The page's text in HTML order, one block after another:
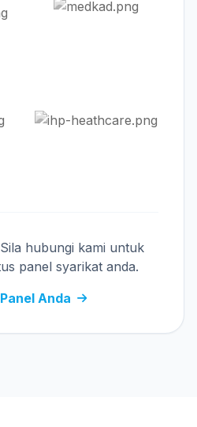
hubungi kami untuk
panel syarikat anda.
Anda